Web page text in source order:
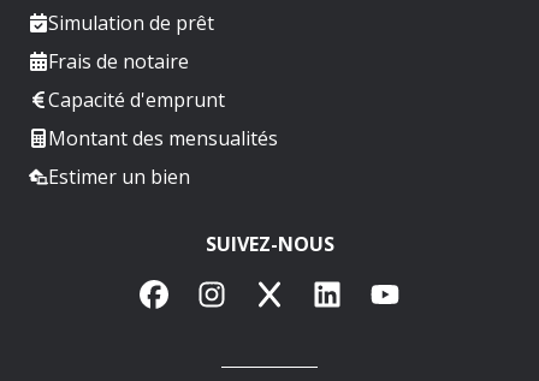
Simulation de prêt
Frais de notaire
Capacité d'emprunt
Montant des mensualités
Estimer un bien
SUIVEZ-NOUS
FacebookInstagram
X LinkedInYouTube